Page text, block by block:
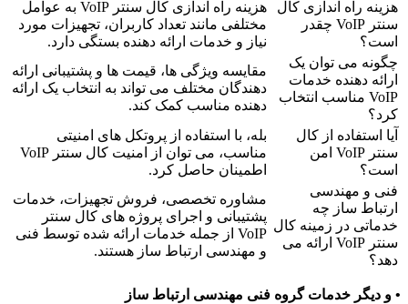
هزینه راه اندازی کال
سنتر VoIP چقدر
است؟
هزینه راه اندازی کال سنتر VoIP به عوامل
مختلفی مانند تعداد کاربران، تجهیزات مورد
نیاز و خدمات ارائه دهنده بستگی دارد.
چگونه می توان یک
ارائه دهنده خدمات
VoIP مناسب انتخاب
کرد؟
مقایسه ویژگی ها، قیمت ها و پشتیبانی ارائه
دهندگان مختلف می تواند به انتخاب یک ارائه
دهنده مناسب کمک کند.
آیا استفاده از کال
سنتر VoIP امن
است؟
بله، با استفاده از پروتکل های امنیتی
مناسب، می توان از امنیت کال سنتر VoIP
اطمینان حاصل کرد.
فنی و مهندسی
ارتباط ساز چه
خدماتی در زمینه کال
سنتر VoIP ارائه می
دهد؟
مشاوره تخصصی، فروش تجهیزات، خدمات
پشتیبانی و اجرای پروژه های کال سنتر
VoIP از جمله خدمات ارائه شده توسط فنی
و مهندسی ارتباط ساز هستند.
• و دیگر خدمات گروه فنی مهندسی ارتباط ساز